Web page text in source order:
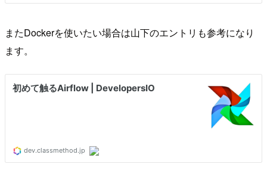
またDockerを使いたい場合は山下のエントリも参考になり
ます。